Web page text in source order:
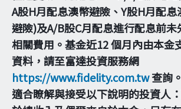
A股H月配息澳幣避險、Y股H月配
避險)及A/B股C月配息進行配息前
相關費用。基金近12 個月內由本金
資料，請至富達投資服務網
https://www.fidelity.com.tw查詢
適合瞭解與接受以下說明的投資人